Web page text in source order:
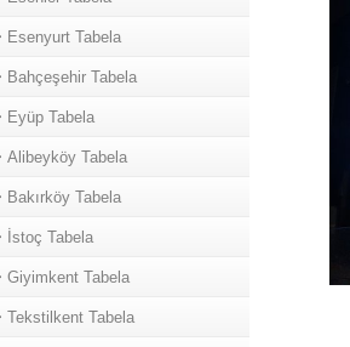
Esenyurt Tabela
Bahçeşehir Tabela
Eyüp Tabela
Alibeyköy Tabela
Bakırköy Tabela
İstoç Tabela
Giyimkent Tabela
Tekstilkent Tabela